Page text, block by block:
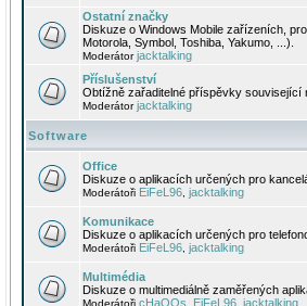
Ostatní značky
Diskuze o Windows Mobile zařízeních,
Motorola, Symbol, Toshiba, Yakumo, ...).
Moderátorjacktalking
Příslušenství
Obtížně zařaditelné příspěvky související
Moderátorjacktalking
Software
Office
Diskuze o aplikacích určených pro
Moderátoři EiFeL96 jacktalking
Komunikace
Diskuze o aplikacích určených pro
Moderátoři EiFeL96 jacktalking
Multimédia
Diskuze o multimediálně zaměřených
Moderátoři cHaOOs EiFeL96 jacktalking